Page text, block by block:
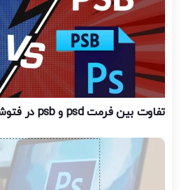
تفاوت بین فرمت psd و psb در فتوشاپ چیست؟